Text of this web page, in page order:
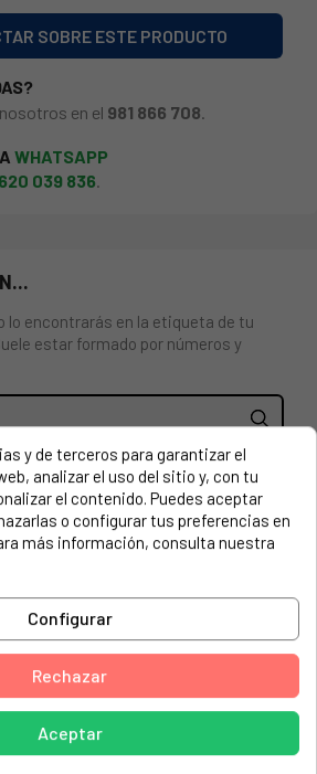
SOBRE ESTE PRODUCTO
en el 981 866 708
WHATSAPP
620 039 836.
lo encontrarás en la etiqueta de tu
estar formado por números y
PARA PUERTA DE LAVADORA
481246668784, C00313179,
599/DE
858355016000
y de terceros para garantizar el
analizar el uso del sitio y, con tu
el contenido. Puedes aceptar
o configurar tus preferencias en
más información, consulta nuestra
Configurar
Rechazar
Aceptar